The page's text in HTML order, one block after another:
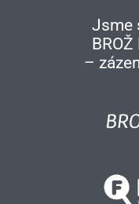
Jsme
–